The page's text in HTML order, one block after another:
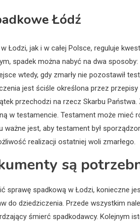
Łódź
Łodzi, jak i w całej Polsce, reguluje
spadek można nabyć na dwa
wtedy, gdy zmarły nie pozostawił
jest ściśle określona przez
przechodzi na rzecz Skarbu
w testamencie. Testament może mieć
ważne jest, aby testament był
realizacji ostatniej woli zmarłego.
są
sprawę spadkową w Łodzi, konieczne
do dziedziczenia. Przede wszystkim
śmierć spadkodawcy. Kolejnym